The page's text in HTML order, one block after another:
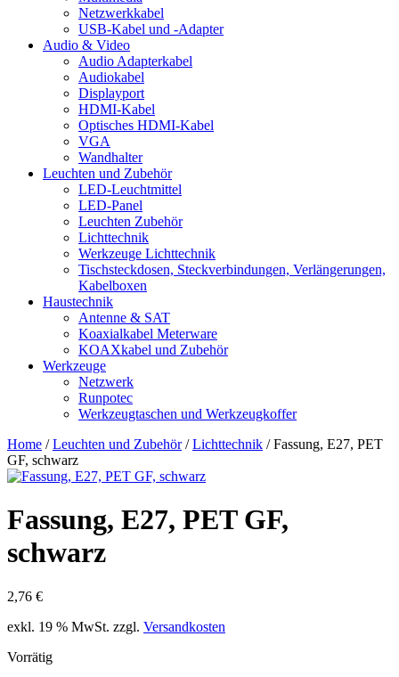
Netzwerkkabel
USB-Kabel und -Adapter
Audio & Video
Audio Adapterkabel
Audiokabel
Displayport
HDMI-Kabel
Optisches HDMI-Kabel
VGA
Wandhalter
Leuchten und Zubehör
LED-Leuchtmittel
LED-Panel
Leuchten Zubehör
Lichttechnik
Werkzeuge Lichttechnik
Tischsteckdosen, Steckverbindungen, Verlängerungen,
Kabelboxen
Haustechnik
Antenne & SAT
Koaxialkabel Meterware
KOAXkabel und Zubehör
Werkzeuge
Netzwerk
Runpotec
Werkzeugtaschen und Werkzeugkoffer
Home /Leuchten und Zubehör/Lichttechnik / Fassung, E27, PET
GF, schwarz
Fassung, E27, PET GF,
schwarz
2,76 €
exkl. 19 % MwSt. zzgl. Versandkosten
Vorrätig